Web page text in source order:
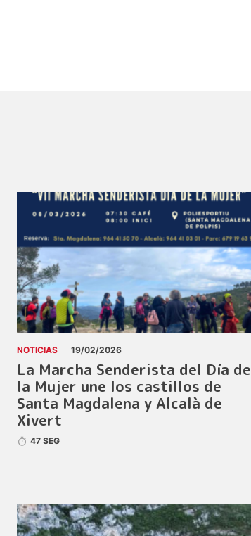
NOTICIAS 19/02/2026
La Marcha Senderista del Día de
la Mujer une los castillos de
Santa Magdalena y Alcalà de
Xivert
47 SEG